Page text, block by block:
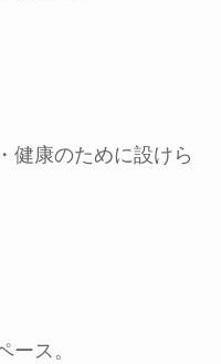
健康のために設けら
ース。